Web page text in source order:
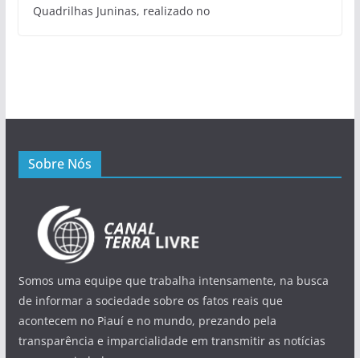
Quadrilhas Juninas, realizado no
Sobre Nós
Somos uma equipe que trabalha intensamente, na busca
de informar a sociedade sobre os fatos reais que
acontecem no Piauí e no mundo, prezando pela
transparência e imparcialidade em transmitir as notícias